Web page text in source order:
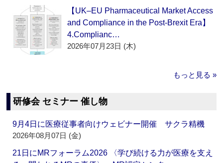
【UK–EU Pharmaceutical Market Access
and Compliance in the Post-Brexit Era】
4.Complianc…
2026年07月23日 (木)
もっと見る »
研修会 セミナー 催し物
9月4日に医療従事者向けウェビナー開催 サクラ精機
2026年08月07日 (金)
21日にMRフォーラム2026 〈学び続ける力が医療を支え